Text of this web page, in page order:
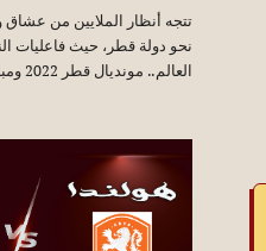
تتجه أنظار الملايين من
العالم.. مونديال قطر 2022 ومباراة السعودية وبولندا